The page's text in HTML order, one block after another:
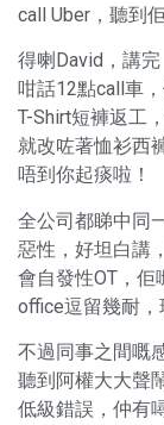
call Uber，聽到
得喇David，講
咁話12點call車
T-Shirt短褲返工
就改咗著恤衫西
唔到你起痰啦！
全公司都睇中同
惡性，好坦白講
會自發性OT，
office逗留幾耐，
不過同事之間嘅
聽到阿權大大聲
低級錯誤，仲有